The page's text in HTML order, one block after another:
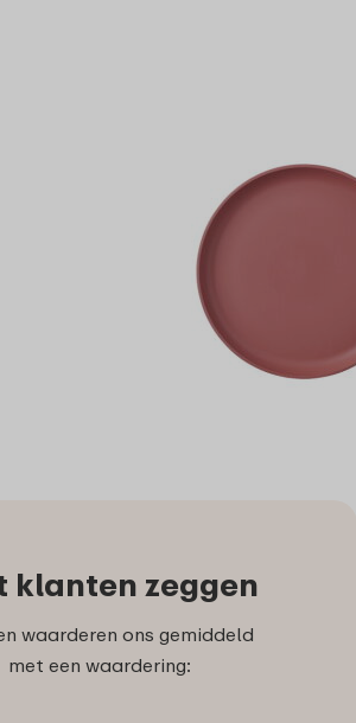
klanten zeggen
waarderen ons gemiddeld
met een waardering: